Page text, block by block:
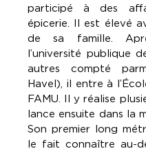
participé à des
épicerie. Il est élevé
de sa famille.
l’université publique
autres compté
Havel), il entre à
FAMU. Il y réalise
lance ensuite dans la
Son premier long
le fait connaître au-